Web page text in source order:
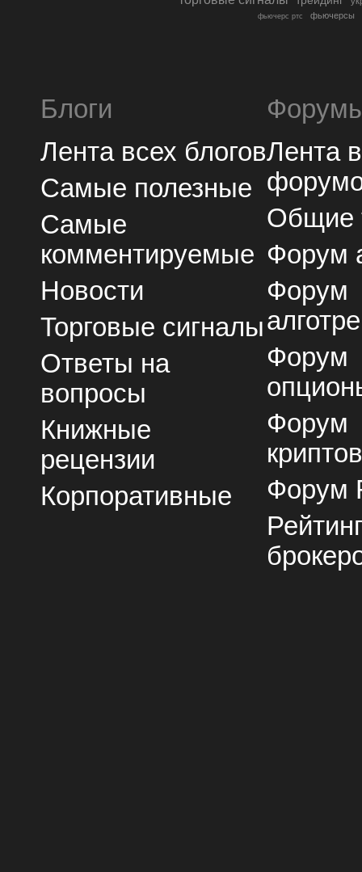
фьючерс ртс фьючерсы
Блоги
Лента всех блогов
Самые полезные
Самые
комментируемые
Новости
Торговые сигналы
Ответы на
вопросы
Книжные
рецензии
Корпоративные
Лента
Общие
Форум
Форум
Форум
Форум
Форум